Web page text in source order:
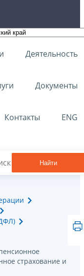
Деятельность
Документы
Контакты ENG
Найти
страхование и